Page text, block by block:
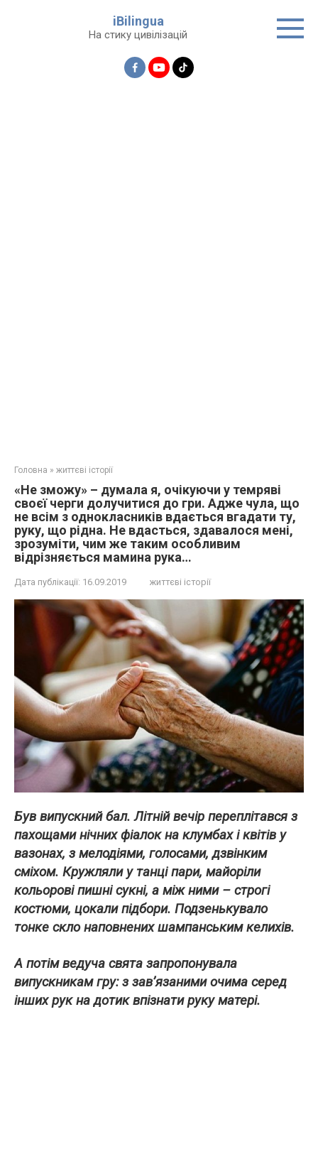
iBilingua
На стику цивілізацій
Головна » життєві історії
«Не зможу» – думала я, очікуючи у темряві
своєї черги долучитися до гри. Адже чула, що
не всім з однокласників вдається вгадати ту,
руку, що рідна. Не вдасться, здавалося мені,
зрозуміти, чим же таким особливим
відрізняється мамина рука…
Дата публікації: 16.09.2019 життєві історії
Був випускний бал. Літній вечір переплітався з
пахощами нічних фіалок на клумбах і квітів у
вазонах, з мелодіями, голосами, дзвінким
сміхом. Кружляли у танці пари, майоріли
кольорові пишні сукні, а між ними – строгі
костюми, цокали підбори. Подзенькувало
тонке скло наповнених шампанським келихів.
А потім ведуча свята запропонувала
випускникам гру: ззав’язанимиочима серед
інших рук на дотик впізнати руку матері.